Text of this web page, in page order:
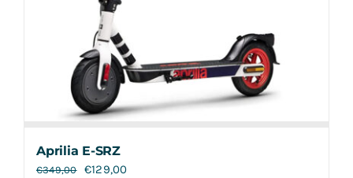
Aprilia E-SRZ
€349,00 €129,00